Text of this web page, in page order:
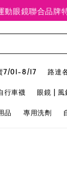
鏡聯合品牌特賣
7/01-8/17 路達
行車襪 眼鏡 | 風
品 專用洗劑